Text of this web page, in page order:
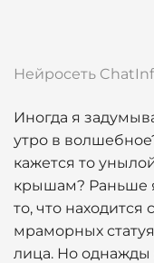
Нейросеть
Иногда я
утро в
кажется то
крышам? Раньше
то, что находится
мраморных
лица. Но однажды